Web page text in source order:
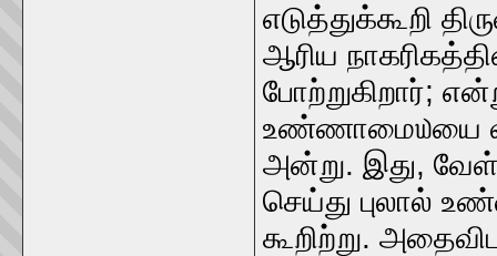
எடுத்துக்கூறி
ஆரிய
போற்றுகிறார்‌;
உண்ணாமை௰யை
அன்று. இது,
செய்து புலால்‌
கூறிற்று.